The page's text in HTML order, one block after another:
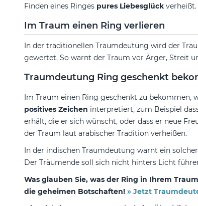
Finden eines Ringes pures Liebesglück
Im Traum einen Ring verlieren
In der traditionellen Traumdeutung wird der
gewertet. So warnt der Traum vor Ärger, Streit
Traumdeutung Ring geschenkt
Im Traum einen Ring geschenkt zu
positives Zeichen interpretiert, zum Beispiel
erhält, die er sich wünscht, oder dass er neue
der Traum laut arabischer Tradition verheißen.
In der indischen Traumdeutung warnt ein
Der Träumende soll sich nicht hinters Licht
Was glauben Sie, was der Ring in Ihrem
die geheimen Botschaften! » Jetzt